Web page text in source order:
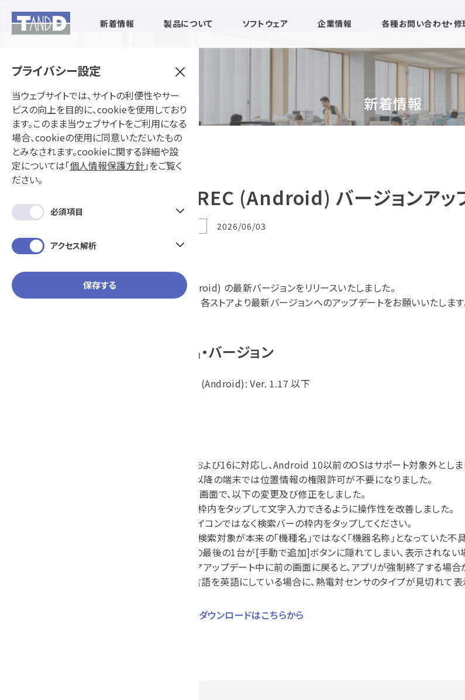
新着情報 製品について ソフトウェア 企業情報 各種お問い合わせ・修
新着情報
ThermoREC (Android) バージョンア
2026/06/03
ThermoREC (Android) の最新バージョンをリリースいたしました。
ご利用のお客様は、各ストアより最新バージョンへのアップデートをお願いいたします
対象の製品・バージョン
ThermoREC (Android): Ver. 1.17 以下
Android 15および16に対応し、Android 10以前のOSはサポート対象外としま
Android 12以降の端末では位置情報の権限許可が不要になりました。
[機器の追加]画面で、以下の変更及び修正をしました。
- 検索バーの枠内をタップして文字入力できるように操作性を改善しました。
※虫眼鏡アイコンではなく検索バーの枠内をタップしてください。
- 検索バーの検索対象が本来の「機種名」ではなく「機器名称」となっていた不
- 機器リストの最後の1台が[手動で追加]ボタンに隠れてしまい、表示されな
ファームウェアアップデート中に前の画面に戻ると、アプリが強制終了する場
端末の表示言語を英語にしている場合に、熱電対センサのタイプが見切れて
ThermoRECのダウンロードはこちらから
プライバシー設定
当ウェブサイトでは、サイトの利便性やサー
ビスの向上を目的に、cookieを使用しており
ます。このまま当ウェブサイトをご利用になる
場合、cookieの使用に同意いただいたもの
とみなされます。cookieに関する詳細や設
定については「個人情報保護方針」をご覧く
ださい。
必須項目
アクセス解析
保存する